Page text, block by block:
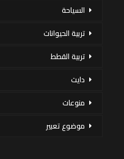
السياحة
تربية الحيوانات
تربية القطط
دايت
منوعات
موضوع تعبير